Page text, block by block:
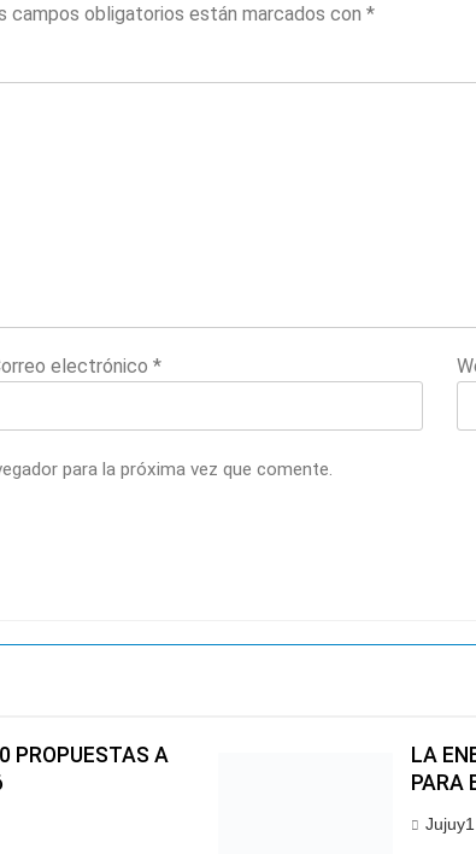
campos obligatorios están marcados con *
electrónico*
para la próxima vez que comente.
PROPUESTAS A
LA
PARA
Jujuy1